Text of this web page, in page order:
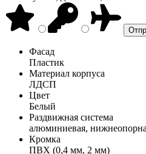
Фасад
Пластик
Материал корпуса
ЛДСП
Цвет
Белый
Раздвижная система
алюминиевая,
Кромка
ПВХ (0,4 мм, 2 мм)